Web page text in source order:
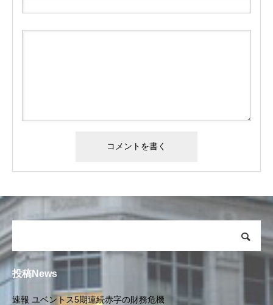
投稿News
速報 ユベントス5期連続赤字の財務危機